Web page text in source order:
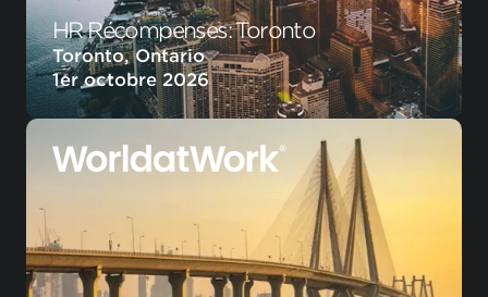
HR Récompenses: Toronto
Toronto, Ontario
1er octobre 2026